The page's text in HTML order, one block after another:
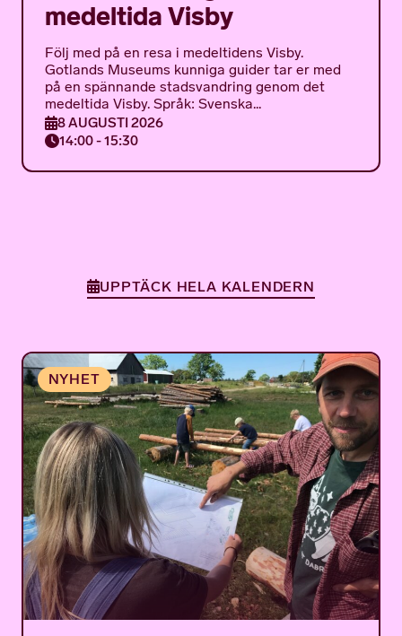
medeltida Visby
Följ med på en resa i medeltidens Visby.
Gotlands Museums kunniga guider tar er med
på en spännande stadsvandring genom det
medeltida Visby. Språk: Svenska...
8 AUGUSTI 2026
14:00 - 15:30
UPPTÄCK HELA KALENDERN